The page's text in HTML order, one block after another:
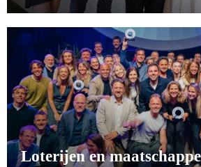
Loterijen en